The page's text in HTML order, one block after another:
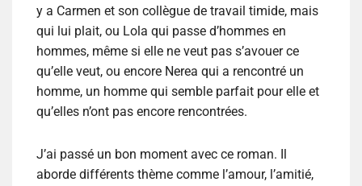
y a Carmen et son collègue de travail timide, mais
qui lui plait, ou Lola qui passe d’hommes en
hommes, même si elle ne veut pas s’avouer ce
qu’elle veut, ou encore Nerea qui a rencontré un
homme, un homme qui semble parfait pour elle et
qu’elles n’ont pas encore rencontrées.
J’ai passé un bon moment avec ce roman. Il
aborde différents thème comme l’amour, l’amitié,